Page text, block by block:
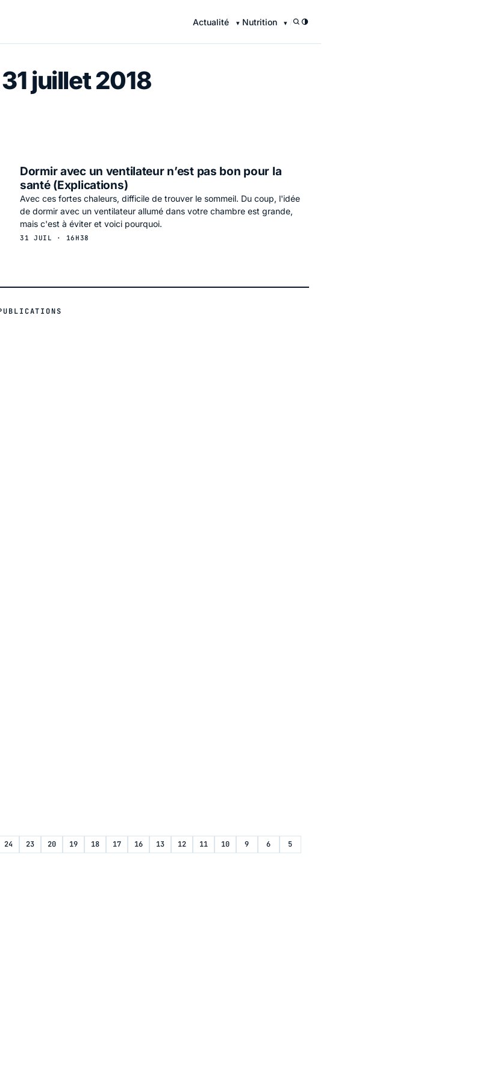
Actualité Nutrition /
juillet 2018
Dormir avec un ventilateur n’est pas bon pour la
santé (Explications)
Avec ces fortes chaleurs, difficile de trouver le sommeil. Du coup, l'idée
de dormir avec un ventilateur allumé dans votre chambre est grande,
mais c'est à éviter et voici pourquoi.
31 JUIL · 16H38
24 23 20 19 18 17 16 13 12 11 10 9 6
5